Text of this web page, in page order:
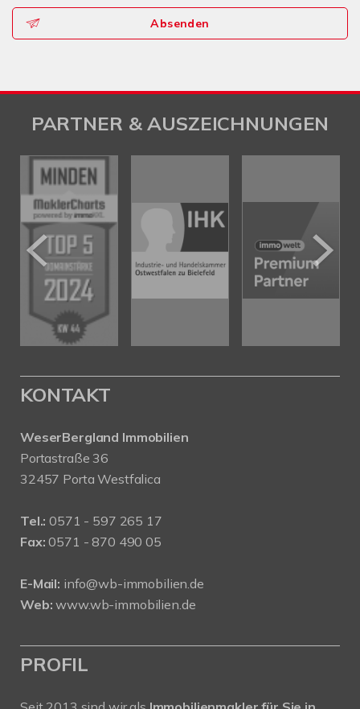
Absenden
PARTNER & AUSZEICHNUNGEN
KONTAKT
WeserBergland Immobilien
Portastraße 36
32457 Porta Westfalica
Tel.: 0571 - 597 265 17
Fax: 0571 - 870 490 05
E-Mail: info@wb-immobilien.de
Web: www.wb-immobilien.de
PROFIL